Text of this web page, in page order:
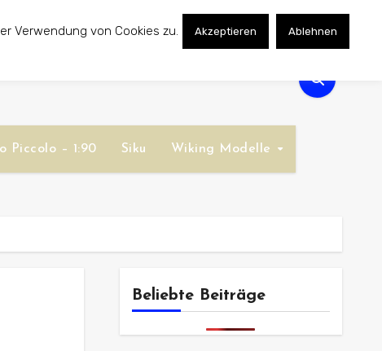
Piccolo – 1:90 Siku Wiking Modelle
Beliebte Beiträge
Verwendung von Cookies zu. Akzeptieren Ablehnen